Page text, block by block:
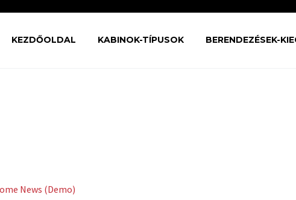
KEZDŐOLDAL KABINOK-TÍPUSOK BERENDEZÉSEK-
News (Demo)